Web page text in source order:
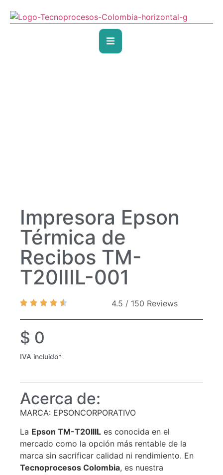
Impresora Epson
Térmica de
Recibos TM-
T20IIIL-001
4.5 / 150 Reviews
$ 0
IVA incluido*
Acerca de:
MARCA: EPSONCORPORATIVO
La Epson TM-T20IIIL es conocida en el
mercado como la opción más rentable de la
marca sin sacrificar calidad ni rendimiento. En
Tecnoprocesos Colombia, es nuestra